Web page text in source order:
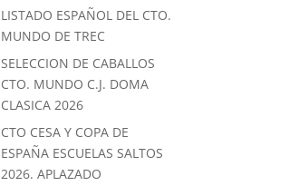
LISTADO ESPAÑOL DEL CTO.
MUNDO DE TREC
SELECCION DE CABALLOS
CTO. MUNDO C.J. DOMA
CLASICA 2026
CTO CESA Y COPA DE
ESPAÑA ESCUELAS SALTOS
2026. APLAZADO